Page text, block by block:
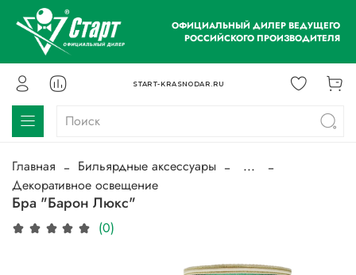
ОФИЦИАЛЬНЫЙ ДИЛЕР ВЕДУЩЕГО
РОССИЙСКОГО ПРОИЗВОДИТЕЛЯ
START-KRASNODAR.RU
Главная Бильярдные аксессуары
...
Декоративное освещение
Бра "Барон Люкс"
(0)